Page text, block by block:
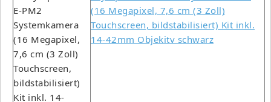
(16 Megapixel, 7,6 cm (3 Zoll)
Touchscreen, bildstabilisiert) Kit inkl.
14-42mm Objekitv schwarz